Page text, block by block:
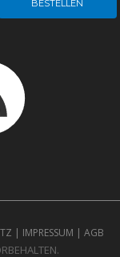
| IMPRESSUM | AGB